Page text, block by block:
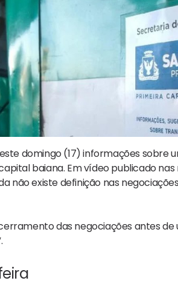
domingo (17) informações sobre
baiana. Em vídeo publicado nas
não existe definição nas
das negociações antes